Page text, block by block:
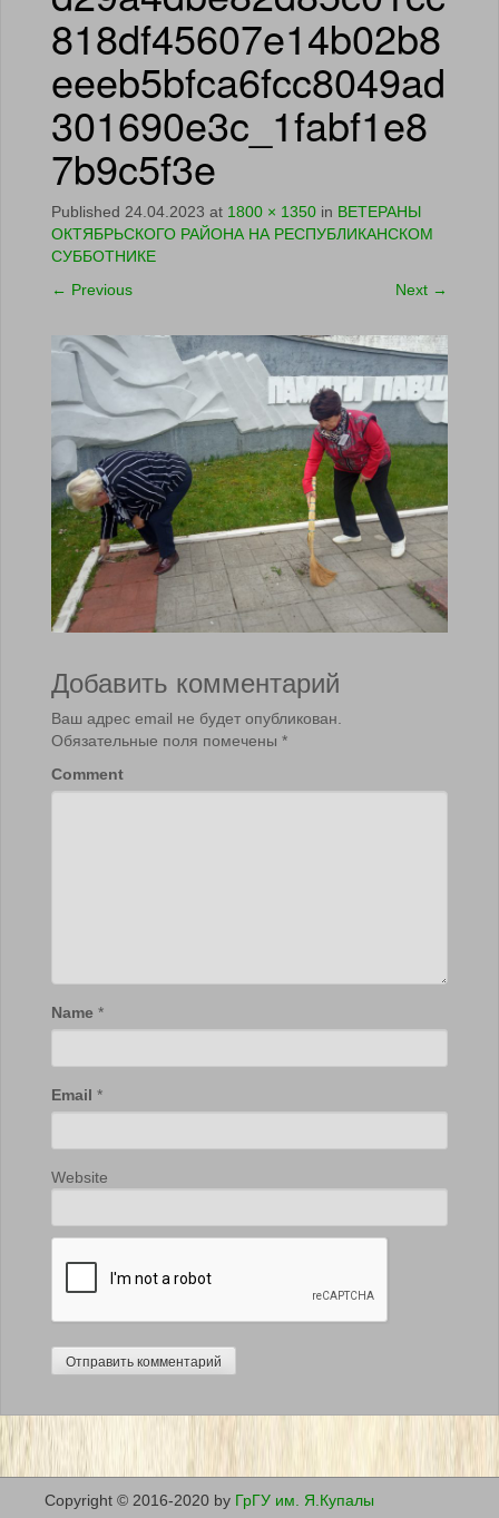
818df45607e14b02b8
eeeb5bfca6fcc8049ad
301690e3c_1fabf1e8
7b9c5f3e
Published 24.04.2023 at 1800 × 1350 in ВЕТЕРАНЫ
ОКТЯБРЬСКОГО РАЙОНА НА РЕСПУБЛИКАНСКОМ
СУББОТНИКЕ
← Previous Next →
Добавить комментарий
Ваш адрес email не будет опубликован.
Обязательные поля помечены *
Comment
Name *
Email *
Website
Copyright © 2016-2020 by ГрГУ им. Я.Купалы